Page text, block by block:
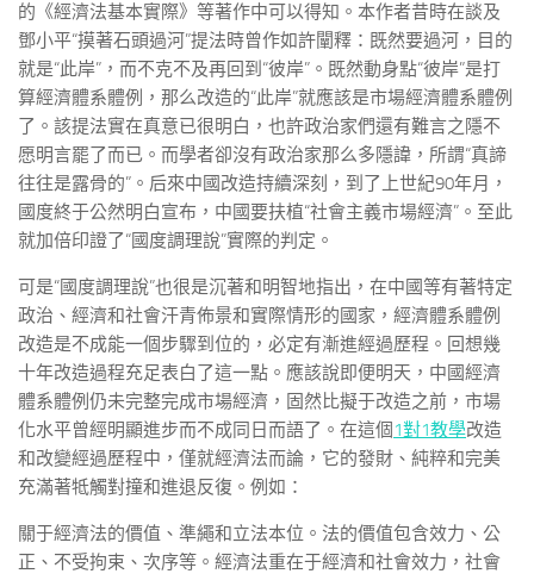
的《經濟法基本實際》等著作中可以得知。本作者昔時在談及
鄧小平“摸著石頭過河”提法時曾作如許闡釋：既然要過河，目的
就是“此岸”，而不克不及再回到“彼岸”。既然動身點“彼岸”是打
算經濟體系體例，那么改造的“此岸”就應該是市場經濟體系體例
了。該提法實在真意已很明白，也許政治家們還有難言之隱不
愿明言罷了而已。而學者卻沒有政治家那么多隱諱，所謂“真諦
往往是露骨的”。后來中國改造持續深刻，到了上世紀90年月，
國度終于公然明白宣布，中國要扶植“社會主義市場經濟”。至此
就加倍印證了“國度調理說”實際的判定。
可是“國度調理說”也很是沉著和明智地指出，在中國等有著特定
政治、經濟和社會汗青佈景和實際情形的國家，經濟體系體例
改造是不成能一個步驟到位的，必定有漸進經過歷程。回想幾
十年改造過程充足表白了這一點。應該說即便明天，中國經濟
體系體例仍未完整完成市場經濟，固然比擬于改造之前，市場
化水平曾經明顯進步而不成同日而語了。在這個 1對1教學改造
和改變經過歷程中，僅就經濟法而論，它的發財、純粹和完美
充滿著牴觸對撞和進退反復。例如：
關于經濟法的價值、準繩和立法本位。法的價值包含效力、公
正、不受拘束、次序等。經濟法重在于經濟和社會效力，社會